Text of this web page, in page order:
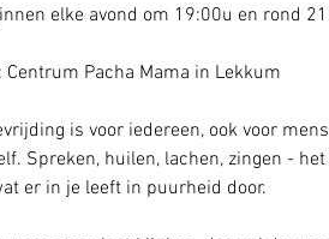
elke avond om 19:00u en rond
Centrum Pacha Mama in Lekkum
is voor iedereen, ook voor
Spreken, huilen, lachen, zingen -
er in je leeft in puurheid door.